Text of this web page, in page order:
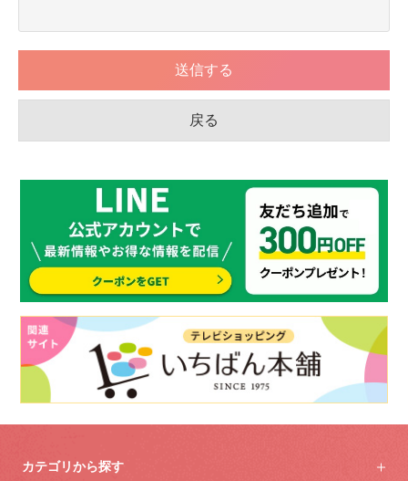
カテゴリから探す